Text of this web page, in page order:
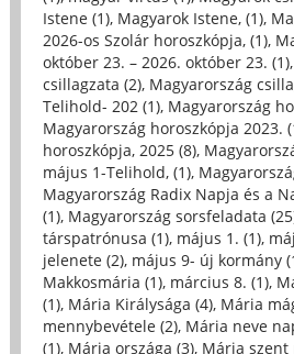
Istene (1), Magyarok Istene, (1),
2026-os Szolár horoszkópja, (1),
október 23. – 2026. október 23. (1),
csillagzata (2), Magyarország
Telihold- 202 (1), Magyarország
Magyarország horoszkópja 2023.
horoszkópja, 2025 (8),
május 1-Telihold, (1),
Magyarország Radix Napja és a
(1), Magyarország sorsfeladata
társpatrónusa (1), május 1. (1),
jelenete (2), május 9- új kormány
Makkosmária (1), március 8. (1),
(1), Mária Királysága (4), Mária
mennybevétele (2), Mária neve
(1), Mária országa (3), Mária szent